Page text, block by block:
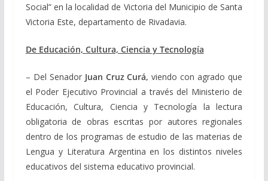
Social” en la localidad de Victoria del Municipio de Santa
Victoria Este, departamento de Rivadavia.
De Educación, Cultura, Ciencia y Tecnología
– Del Senador Juan Cruz Curá,viendo con agrado que
el Poder Ejecutivo Provincial a través del Ministerio de
Educación, Cultura, Ciencia y Tecnología la lectura
obligatoria de obras escritas por autores regionales
dentro de los programas de estudio de las materias de
Lengua y Literatura Argentina en los distintos niveles
educativos del sistema educativo provincial.